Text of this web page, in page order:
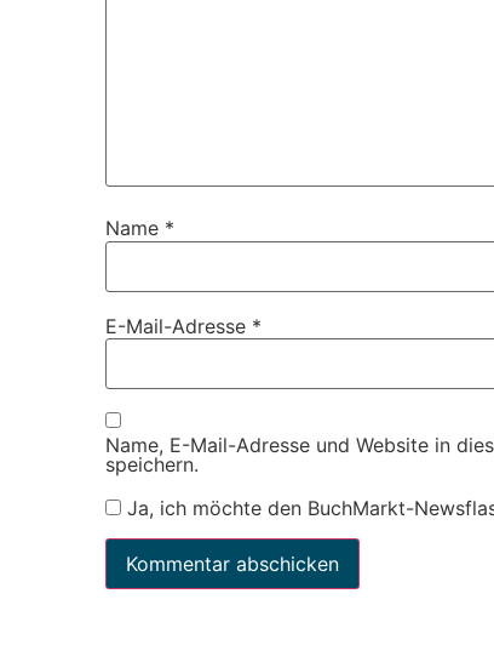
Name *
E-Mail-Adresse *
Name, E-Mail-Adresse und Website in
speichern.
Ja, ich möchte den BuchMarkt-